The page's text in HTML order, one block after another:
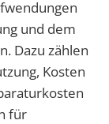
und dem
Dazu zählen
Kosten
für